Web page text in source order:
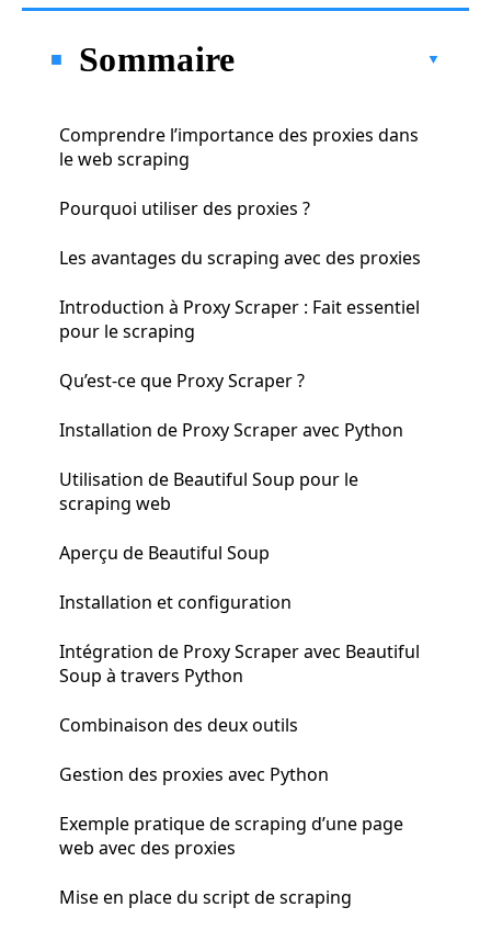
Sommaire
Comprendre l’importance des proxies dans
le web scraping
Pourquoi utiliser des proxies ?
Les avantages du scraping avec des proxies
Introduction à Proxy Scraper : Fait essentiel
pour le scraping
Qu’est-ce que Proxy Scraper ?
Installation de Proxy Scraper avec Python
Utilisation de Beautiful Soup pour le
scraping web
Aperçu de Beautiful Soup
Installation et configuration
Intégration de Proxy Scraper avec Beautiful
Soup à travers Python
Combinaison des deux outils
Gestion des proxies avec Python
Exemple pratique de scraping d’une page
web avec des proxies
Mise en place du script de scraping